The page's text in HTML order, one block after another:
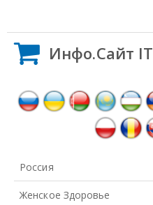
Инфо.Сайт IT
Россия
Женское Здоровье